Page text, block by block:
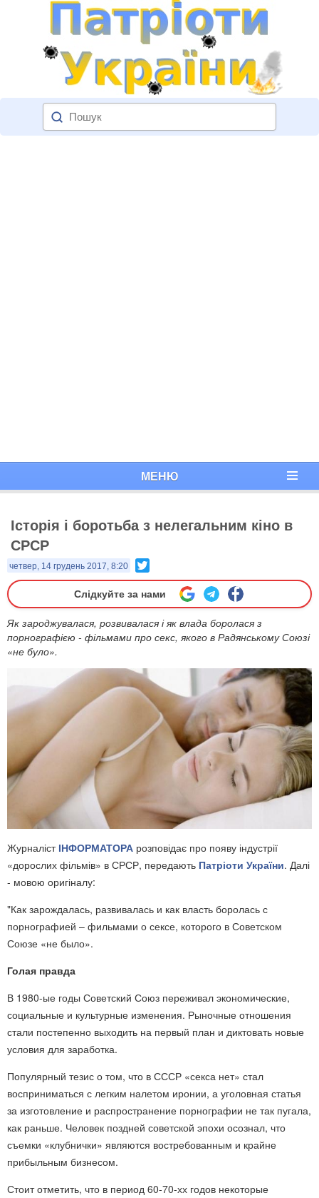
МЕНЮ
Історія і боротьба з нелегальним кіно в
СРСР
четвер, 14 грудень 2017, 8:20
Слідкуйте за нами
Як зароджувалася, розвивалася і як влада боролася з
порнографією - фільмами про секс, якого в Радянському Союзі
«не було».
Журналіст ІНФОРМАТОРА розповідає про появу індустрії
«дорослих фільмів» в СРСР, передають Патріоти України. Далі
- мовою оригіналу:
"Как зарождалась, развивалась и как власть боролась с
порнографией – фильмами о сексе, которого в Советском
Союзе «не было».
Голая правда
В 1980-ые годы Советский Союз переживал экономические,
социальные и культурные изменения. Рыночные отношения
стали постепенно выходить на первый план и диктовать новые
условия для заработка.
Популярный тезис о том, что в СССР «секса нет» стал
восприниматься с легким налетом иронии, а уголовная статья
за изготовление и распространение порнографии не так пугала,
как раньше. Человек поздней советской эпохи осознал, что
съемки «клубнички» являются востребованным и крайне
прибыльным бизнесом.
Стоит отметить, что в период 60-70-хх годов некоторые